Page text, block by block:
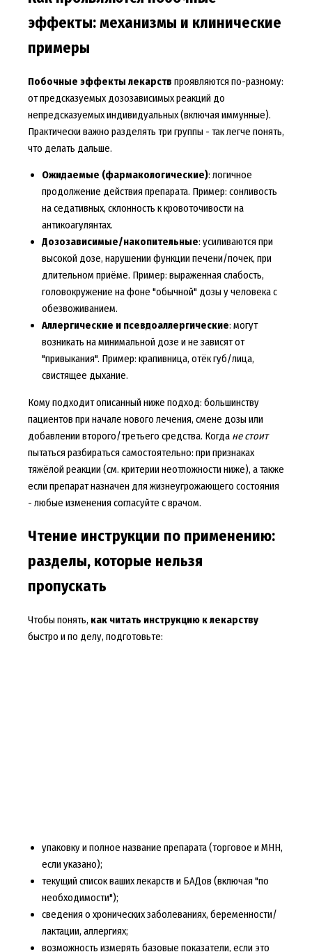
эффекты: механизмы и клинические
примеры
Побочные эффекты лекарств проявляются по-разному:
от предсказуемых дозозависимых реакций до
непредсказуемых индивидуальных (включая иммунные).
Практически важно разделять три группы - так легче понять,
что делать дальше.
Ожидаемые (фармакологические): логичное
продолжение действия препарата. Пример: сонливость
на седативных, склонность к кровоточивости на
антикоагулянтах.
Дозозависимые/накопительные: усиливаются при
высокой дозе, нарушении функции печени/почек, при
длительном приёме. Пример: выраженная слабость,
головокружение на фоне "обычной" дозы у человека с
обезвоживанием.
Аллергические и псевдоаллергические: могут
возникать на минимальной дозе и не зависят от
"привыкания". Пример: крапивница, отёк губ/лица,
свистящее дыхание.
Кому подходит описанный ниже подход: большинству
пациентов при начале нового лечения, смене дозы или
добавлении второго/третьего средства. Когда не стоит
пытаться разбираться самостоятельно: при признаках
тяжёлой реакции (см. критерии неотложности ниже), а также
если препарат назначен для жизнеугрожающего состояния
- любые изменения согласуйте с врачом.
Чтение инструкции по применению:
разделы, которые нельзя
пропускать
Чтобы понять, как читать инструкцию к лекарству
быстро и по делу, подготовьте:
упаковку и полное название препарата (торговое и МНН,
если указано);
текущий список ваших лекарств и БАДов (включая "по
необходимости");
сведения о хронических заболеваниях, беременности/
лактации, аллергиях;
возможность измерять базовые показатели, если это